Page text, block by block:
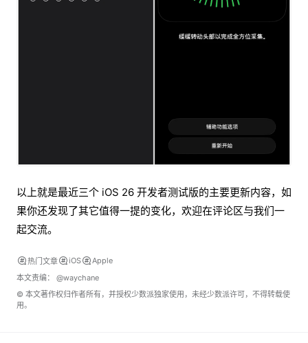
以上就是最近三个 iOS 26 开发者测试版的主要更新内容，如
果你还发现了其它值得一提的变化，欢迎在评论区与我们一
起交流。
热门文章 iOS
Apple
本文责编： @waychane
© 本文著作权归作者所有，并授权少数派独家使用，未经少数派许可，不得转载使
用。